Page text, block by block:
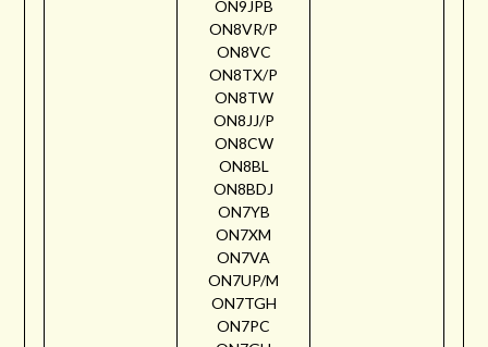
ON9JPB
ON8VR/P
ON8VC
ON8TX/P
ON8TW
ON8JJ/P
ON8CW
ON8BL
ON8BDJ
ON7YB
ON7XM
ON7VA
ON7UP/M
ON7TGH
ON7PC